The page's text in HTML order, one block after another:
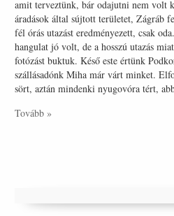
amit terveztünk, bár odajutni nem volt
áradások által sújtott területet, Zágráb
fél órás utazást eredményezett, csak
hangulat jó volt, de a hosszú utazás
fotózást buktuk. Késő este értünk
szállásadónk Miha már várt minket.
sört, aztán mindenki nyugovóra tért,
Tovább »